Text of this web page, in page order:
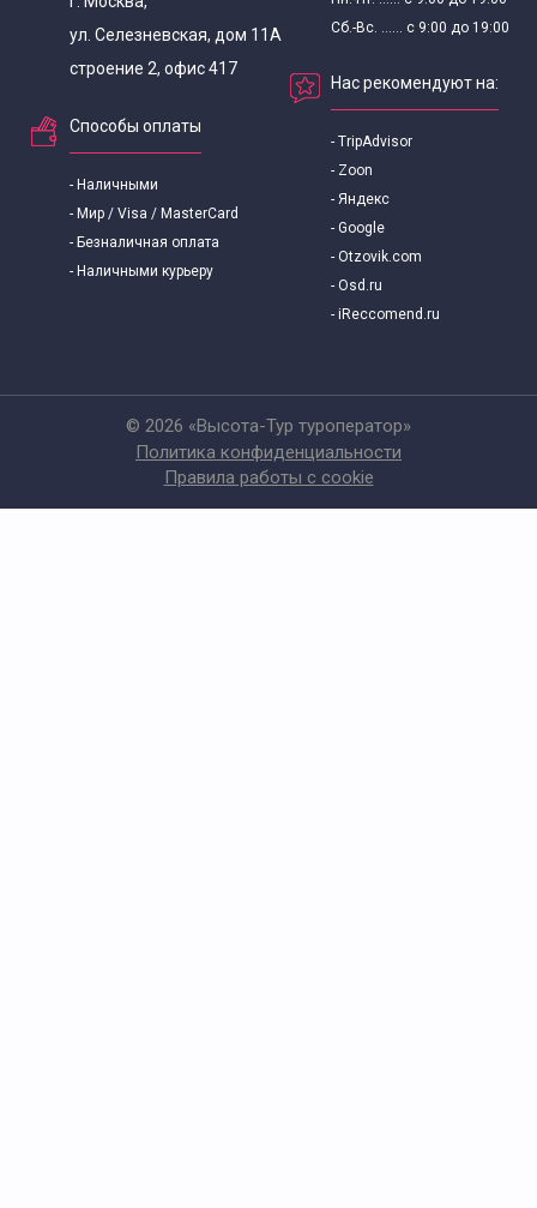
ул. Селезневская, дом 11А
строение 2, офис 417
Способы оплаты
- Наличными
- Мир / Visa / MasterCard
- Безналичная оплата
- Наличными курьеру
Сб.-Вс. ...... с 9:00 до 19:00
Нас рекомендуют на:
- TripAdvisor
- Zoon
- Яндекс
- Google
- Otzovik.com
- Osd.ru
- iReccomend.ru
© 2026 «Высота-Тур туроператор»
Политика конфиденциальности
Правила работы с cookie